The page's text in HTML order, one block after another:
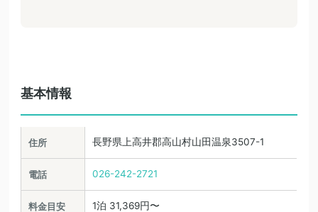
基本情報
住所 長野県上高井郡高山村山田温泉3507-1
電話 026-242-2721
料金目安 1泊 31,369円〜